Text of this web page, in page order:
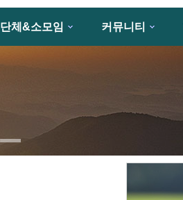
단체&소모임
커뮤니티